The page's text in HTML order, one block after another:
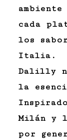
cada
los
Italia.
Dalilly
la
Milán y
por